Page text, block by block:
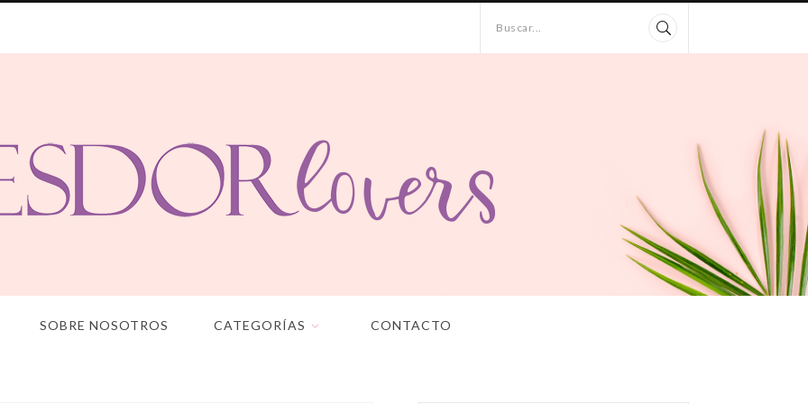
Buscar...
SOBRE NOSOTROS CATEGORÍAS CONTACTO